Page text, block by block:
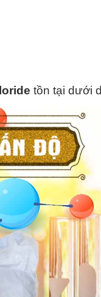
tồn tại dưới